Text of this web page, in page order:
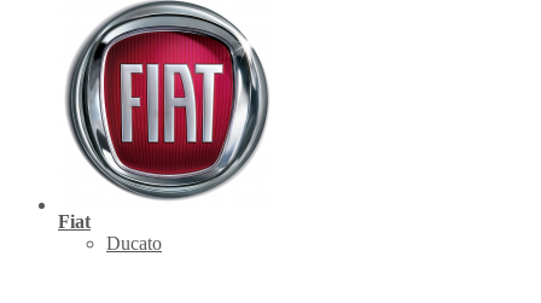
Fiat
Ducato